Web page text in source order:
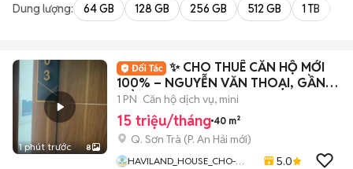
Dung lượng: 64 GB 128 GB 256 GB 512 GB 1 TB
1 phút trước 8
✨ CHO THUÊ CĂN HỘ MỚI
100% – NGUYỄN VĂN THOẠI, GẦN
BIỂN ✨
1 PN Căn hộ dịch vụ, mini
15 triệu/tháng 40 m²
Q. Sơn Trà (P. An Hải mới)
HAVILAND_HOUSE_CHO-
5.0